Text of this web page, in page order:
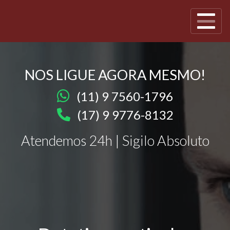
NOS LIGUE AGORA MESMO!
(11) 9 7560-1796
(17) 9 9776-8132
Atendemos 24h | Sigilo Absoluto